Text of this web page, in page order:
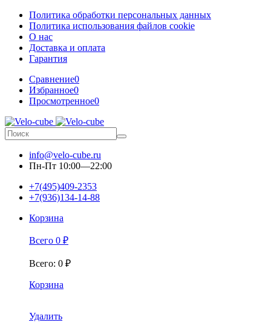
Политика обработки персональных данных
Политика использования файлов cookie
О нас
Доставка и оплата
Гарантия
Сравнение0
Избранное0
Просмотренное0
info@velo-cube.ru
Пн-Пт 10:00—22:00
+7(495)409-2353
+7(936)134-14-88
Корзина
Всего 0 ₽
Всего: 0 ₽
Корзина
Удалить